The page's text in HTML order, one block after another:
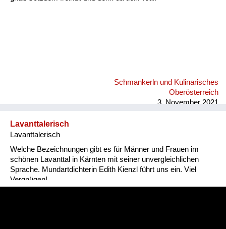
Schmankerln und Kulinarisches
Oberösterreich
3. November 2021
Lavanttalerisch
Lavanttalerisch
Welche Bezeichnungen gibt es für Männer und Frauen im
schönen Lavanttal in Kärnten mit seiner unvergleichlichen
Sprache. Mundartdichterin Edith Kienzl führt uns ein. Viel
Vergnügen!